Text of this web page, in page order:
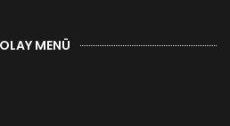
MENÜ